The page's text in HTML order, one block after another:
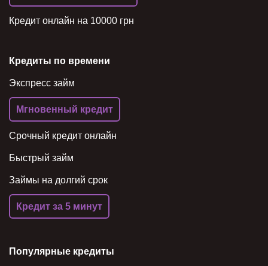
Кредит онлайн на 10000 грн
Кредиты по времени
Экспресс займ
Мгновенный кредит
Срочный кредит онлайн
Быстрый займ
Займы на долгий срок
Кредит за 5 минут
Популярные кредиты